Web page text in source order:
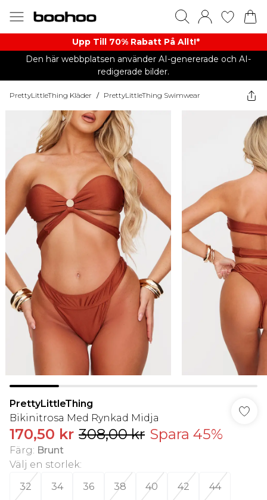
Upp Till 70% Rabatt På Allt!*
Den här webbplatsen använder AI-genererade och AI-
redigerade bilder.
PrettyLittleThing Kläder / PrettyLittleThing Swimwear
PrettyLittleThing
Bikinitrosa Med Rynkad Midja
170,50 kr 308,00 kr Spara 45%
Färg: Brunt
Välj en storlek:
32
34 36 38 40 42 44